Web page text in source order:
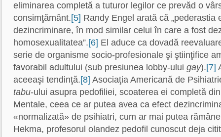
eliminarea completă a tuturor legilor ce prevăd o
consimţământ.[5] Randy Engel arată că „pederastia
dezincriminare, în mod similar celui în care a fost
homosexualitatea”.[6] El aduce ca dovadă
serie de organisme socio-profesionale şi ştiinţifice
favorabil adultului (sub presiunea lobby-ului gay).[7]
aceeaşi tendinţă.[8] Asociaţia Americană de
tabu-ului asupra pedofiliei, scoaterea ei completă
Mentale, ceea ce ar putea avea ca efect
«normalizată» de psihiatri, cum ar mai putea
Hekma, profesorul olandez pedofil cunoscut deja